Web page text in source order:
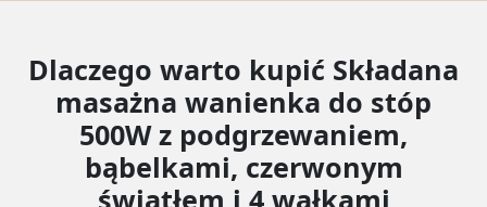
Dlaczego warto kupić Składana
masażna wanienka do stóp
500W z podgrzewaniem,
bąbelkami, czerwonym
światłem i 4 wałkami